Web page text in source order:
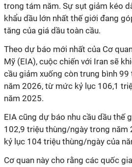
trong tám năm. Sự sụt giảm kéo
khẩu dầu lớn nhất thế giới đang
tăng của giá dầu toàn cầu.
Theo dự báo mới nhất của Cơ
Mỹ (EIA), cuộc chiến với Iran sẽ
cầu giảm xuống còn trung bình
năm 2026, từ mức kỷ lục 106,1
năm 2025.
EIA cũng dự báo nhu cầu dầu thế
102,9 triệu thùng/ngày trong năm
kỷ lục 104 triệu thùng/ngày của
Cơ quan này cho rằng các quốc